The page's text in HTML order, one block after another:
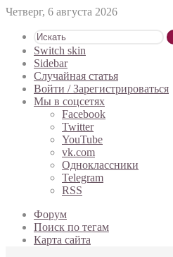
Четверг, 6 августа 2026
Switch skin
Sidebar
Случайная статья
Войти / Зарегистрироваться
Мы в соцсетях
Facebook
Twitter
YouTube
vk.com
Одноклассники
Telegram
RSS
Форум
Поиск по тегам
Карта сайта